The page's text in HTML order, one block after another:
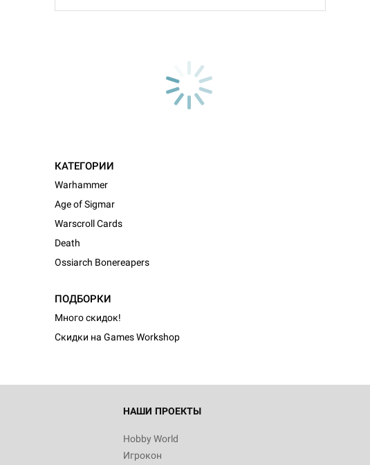
КАТЕГОРИИ
Warhammer
Age of Sigmar
Warscroll Cards
Death
Ossiarch Bonereapers
ПОДБОРКИ
Много скидок!
Скидки на Games Workshop
НАШИ ПРОЕКТЫ
Hobby World
Игрокон